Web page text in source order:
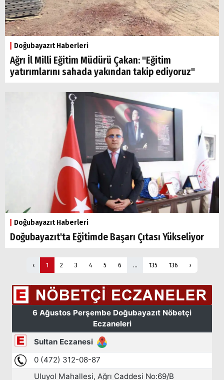
Doğubayazıt Haberleri
Ağrı İl Milli Eğitim Müdürü Çakan: "Eğitim
yatırımlarını sahada yakından takip ediyoruz"
Doğubayazıt Haberleri
Doğubayazıt'ta Eğitimde Başarı Çıtası Yükseliyor
‹ 1 2 3 4 5 6 ... 135 136 ›